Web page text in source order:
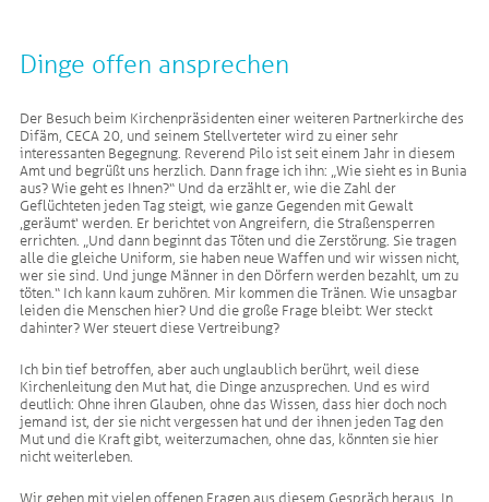
Dinge offen ansprechen
Der Besuch beim Kirchenpräsidenten einer weiteren Partnerkirche des
Difäm, CECA 20, und seinem Stellverteter wird zu einer sehr
interessanten Begegnung. Reverend Pilo ist seit einem Jahr in diesem
Amt und begrüßt uns herzlich. Dann frage ich ihn: „Wie sieht es in Bunia
aus? Wie geht es Ihnen?“ Und da erzählt er, wie die Zahl der
Geflüchteten jeden Tag steigt, wie ganze Gegenden mit Gewalt
‚geräumt‘ werden. Er berichtet von Angreifern, die Straßensperren
errichten. „Und dann beginnt das Töten und die Zerstörung. Sie tragen
alle die gleiche Uniform, sie haben neue Waffen und wir wissen nicht,
wer sie sind. Und junge Männer in den Dörfern werden bezahlt, um zu
töten.“ Ich kann kaum zuhören. Mir kommen die Tränen. Wie unsagbar
leiden die Menschen hier? Und die große Frage bleibt: Wer steckt
dahinter? Wer steuert diese Vertreibung?
Ich bin tief betroffen, aber auch unglaublich berührt, weil diese
Kirchenleitung den Mut hat, die Dinge anzusprechen. Und es wird
deutlich: Ohne ihren Glauben, ohne das Wissen, dass hier doch noch
jemand ist, der sie nicht vergessen hat und der ihnen jeden Tag den
Mut und die Kraft gibt, weiterzumachen, ohne das, könnten sie hier
nicht weiterleben.
Wir gehen mit vielen offenen Fragen aus diesem Gespräch heraus. In